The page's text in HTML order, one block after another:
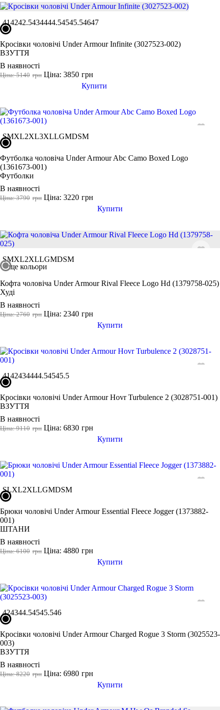
414242.5434444.54545.54647
Кросівки чоловічі Under Armour Infinite (3027523-002)
ВЗУТТЯ
В наявності
грн
Ціна: 5140 грн
Ціна: 3850
Купити
SMXL2XL3XLLGMDSM
Футболка чоловіча Under Armour Abc Camo Boxed Logo
(1361673-001)
Футболки
В наявності
грн
Ціна: 3790 грн
Ціна: 3220
Купити
SMXL2XLLGMDSM
ще кольори
Кофта чоловіча Under Armour Rival Fleece Logo Hd (1379758-025)
Худі
В наявності
грн
Ціна: 2760 грн
Ціна: 2340
Купити
4142434444.54545.5
Кросівки чоловічі Under Armour Hovr Turbulence 2 (3028751-001)
ВЗУТТЯ
В наявності
грн
Ціна: 9110 грн
Ціна: 6830
Купити
SLXL2XLLGMDSM
Брюки чоловічі Under Armour Essential Fleece Jogger (1373882-
001)
ШТАНИ
В наявності
грн
Ціна: 6100 грн
Ціна: 4880
Купити
424344.54545.546
Кросівки чоловічі Under Armour Charged Rogue 3 Storm (3025523-
003)
ВЗУТТЯ
В наявності
грн
Ціна: 8220 грн
Ціна: 6980
Купити